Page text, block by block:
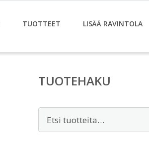
TUOTTEET LISÄÄ RAVINTOLA
TUOTEHAKU